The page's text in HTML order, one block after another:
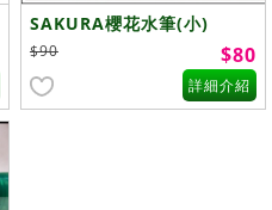
SAKURA櫻花水筆(小)
$90 $80
詳細介紹